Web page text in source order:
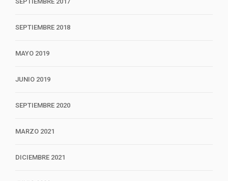
SEPTIEMBRE 2018
MAYO 2019
JUNIO 2019
SEPTIEMBRE 2020
MARZO 2021
DICIEMBRE 2021